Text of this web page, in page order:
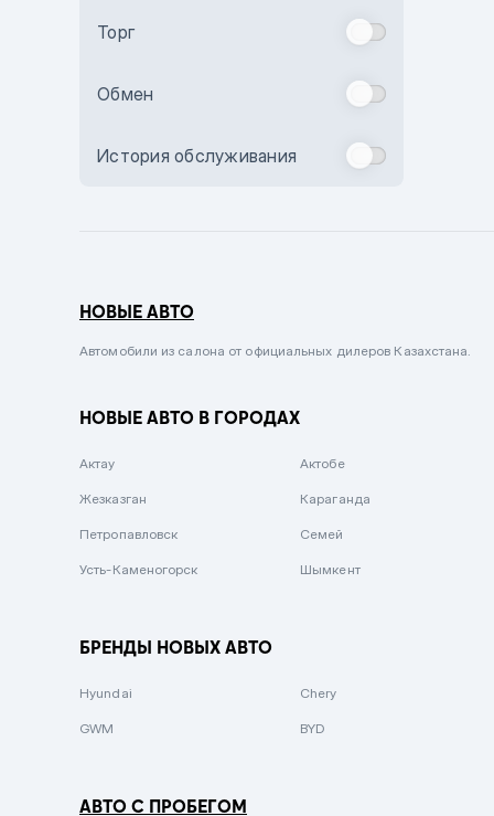
Бежевый
Комбинированный
Сиреневый металлик
Вишневый
Зеленый металлик
Торг
Обмен
История обслуживания
НОВЫЕ АВТО
Автомобили из салона от официальных дилеров Казахстана.
НОВЫЕ АВТО В ГОРОДАХ
Актау Актобе
Жезказган Караганда
Петропавловск Семей
Усть-Каменогорск Шымкент
БРЕНДЫ НОВЫХ АВТО
Hyundai Chery
GWM BYD
АВТО С ПРОБЕГОМ